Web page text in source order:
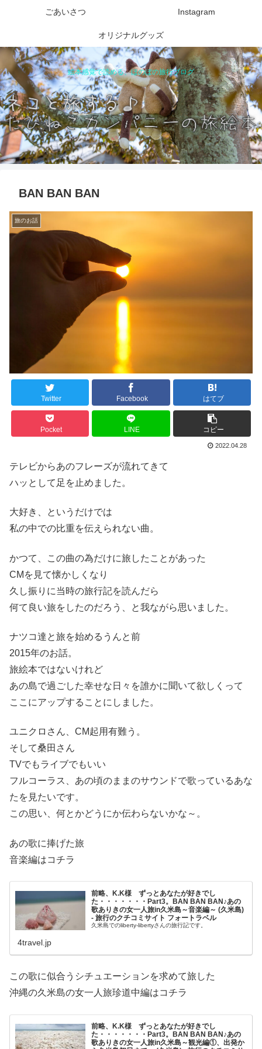
絵本感覚で読める、ほのぼの旅行ブログ
ごあいさつ Instagram
オリジナルグッズ
BAN BAN BAN
旅のお話
Twitter Facebook はてブ
Pocket LINE コピー
2022.04.28
テレビからあのフレーズが流れてきて
ハッとして足を止めました。
大好き、というだけでは
私の中での比重を伝えられない曲。
かつて、この曲の為だけに旅したことがあった
CMを見て懐かしくなり
久し振りに当時の旅行記を読んだら
何て良い旅をしたのだろう、と我ながら思いました。
ナツコ達と旅を始めるうんと前
2015年のお話。
旅絵本ではないけれど
あの島で過ごした幸せな日々を誰かに聞いて欲しくって
ここにアップすることにしました。
ユニクロさん、CM起用有難う。
そして桑田さん
TVでもライブでもいい
フルコーラス、あの頃のままのサウンドで歌っているあな
たを見たいです。
この思い、何とかどうにか伝わらないかな～。
あの歌に捧げた旅
音楽編はコチラ
前略、K.K様 ずっとあなたが好きでし
た・・・・・・・Part3。BAN BAN BAN♪あの
歌ありきの女一人旅in久米島～音楽編～ (久米島)
- 旅行のクチコミサイト フォートラベル
久米島でのliberty-libertyさんの旅行記です。
4travel.jp
この歌に似合うシチュエーションを求めて旅した
沖縄の久米島の女一人旅珍道中編はコチラ
前略、K.K様 ずっとあなたが好きでし
た・・・・・・・Part3。BAN BAN BAN♪あの
歌ありきの女一人旅in久米島～観光編①、出発か